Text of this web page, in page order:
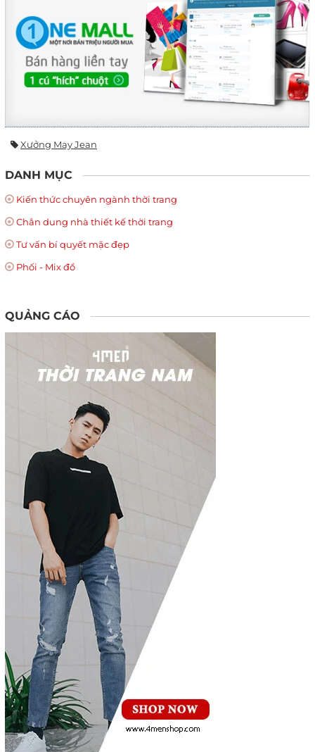
Xưởng May Jean
DANH MỤC
Kiến thức chuyên ngành thời trang
Chân dung nhà thiết kế thời trang
Tư vấn bí quyết mặc đẹp
Phối - Mix đồ
QUẢNG CÁO